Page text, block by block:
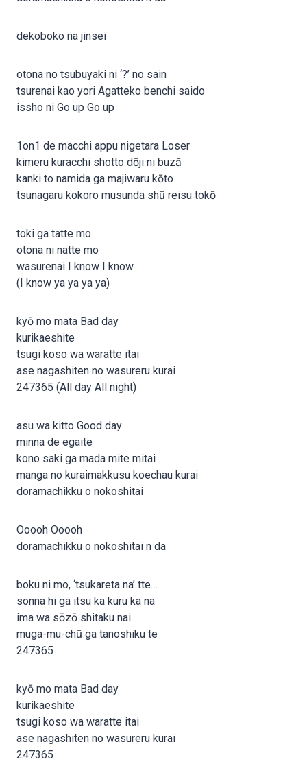
dekoboko na jinsei
otona no tsubuyaki ni ‘?’ no sain
tsurenai kao yori Agatteko benchi saido
issho ni Go up Go up
1on1 de macchi appu nigetara Loser
kimeru kuracchi shotto dōji ni buzā
kanki to namida ga majiwaru kōto
tsunagaru kokoro musunda shū reisu tokō
toki ga tatte mo
otona ni natte mo
wasurenai I know I know
(I know ya ya ya ya)
kyō mo mata Bad day
kurikaeshite
tsugi koso wa waratte itai
ase nagashiten no wasureru kurai
247365 (All day All night)
asu wa kitto Good day
minna de egaite
kono saki ga mada mite mitai
manga no kuraimakkusu koechau kurai
doramachikku o nokoshitai
Ooooh Ooooh
doramachikku o nokoshitai n da
boku ni mo, ‘tsukareta na’ tte…
sonna hi ga itsu ka kuru ka na
ima wa sōzō shitaku nai
muga-mu-chū ga tanoshiku te
247365
kyō mo mata Bad day
kurikaeshite
tsugi koso wa waratte itai
ase nagashiten no wasureru kurai
247365